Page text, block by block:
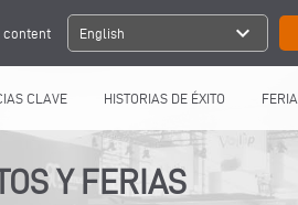
content English expand_more
CLAVE HISTORIAS DE ÉXITO
Y FERIAS